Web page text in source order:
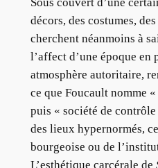
décors, des costumes,
cherchent néanmoins à
l’affect d’une époque en
atmosphère autoritaire,
ce que Foucault nomme
puis « société de
des lieux hypernormés,
bourgeoise ou de
L’esthétique carcérale de